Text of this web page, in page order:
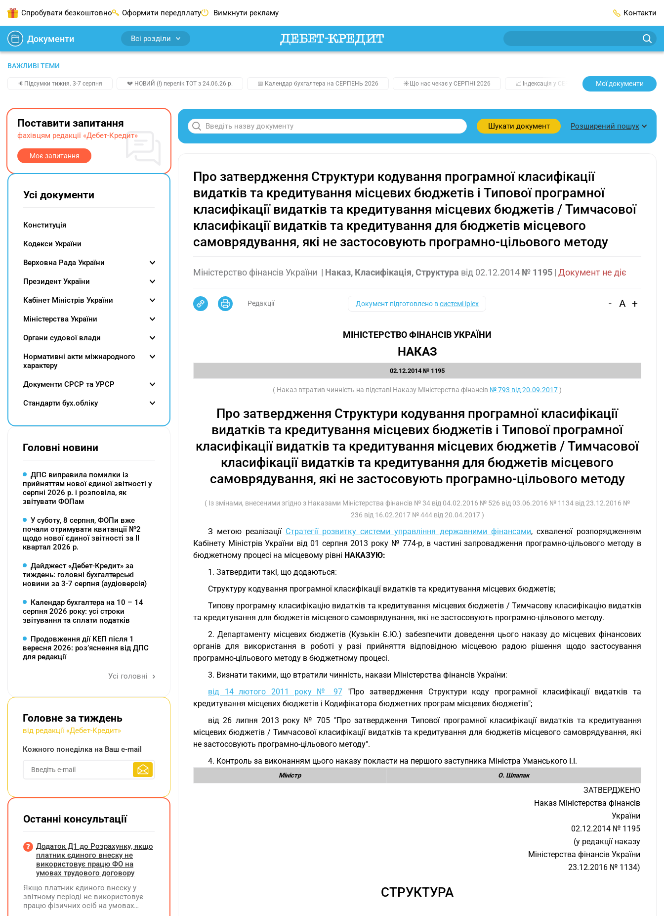
Спробувати безкоштовно Оформити передплату Вимкнути рекламу Контакти
Документи Всі розділи
ВАЖЛИВІ ТЕМИ
🔉Підсумки тижня. 3-7 серпня 💔 НОВИЙ (!) перелік ТОТ з 24.06.26 р. 📅 Календар бухгалтера на СЕРПЕНЬ 2026 ☀️Що нас чекає у СЕРПНІ 2026 📈 Індексація у СЕРПНІ 2️⃣0️⃣2️⃣7️⃣ Усі
Мої документи
Шукати документ Розширений пошук
Про затвердження Структури кодування програмної класифікації
видатків та кредитування місцевих бюджетів і Типової програмної
класифікації видатків та кредитування місцевих бюджетів / Тимчасової
класифікації видатків та кредитування для бюджетів місцевого
самоврядування, які не застосовують програмно-цільового методу
Міністерство фінансів України | Наказ, Класифікація, Структура від 02.12.2014 № 1195 | Документ не діє
Редакції Документ підготовлено всистемі iplex - A +
МІНІСТЕРСТВО ФІНАНСІВ УКРАЇНИ
НАКАЗ
02.12.2014 № 1195
( Наказ втратив чинність на підставі Наказу Міністерства фінансів № 793 від 20.09.2017)
Про затвердження Структури кодування програмної класифікації
видатків та кредитування місцевих бюджетів і Типової програмної
класифікації видатків та кредитування місцевих бюджетів / Тимчасової
класифікації видатків та кредитування для бюджетів місцевого
самоврядування, які не застосовують програмно-цільового методу
( Із змінами, внесеними згідно з Наказами Міністерства фінансів № 34 від 04.02.2016 № 526 від 03.06.2016 № 1134 від 23.12.2016 №
236 від 16.02.2017 № 444 від 20.04.2017 )
З метою реалізації Стратегії розвитку системи управління державними фінансами, схваленої розпорядженням
Кабінету Міністрів України від 01 серпня 2013 року № 774-р, в частині запровадження програмно-цільового методу в
бюджетному процесі на місцевому рівні НАКАЗУЮ:
1. Зaтвеpдити такі, що додаються:
Структуру кодування програмної класифікації видатків та кредитування місцевих бюджетів;
Типову програмну класифікацію видатків та кредитування місцевих бюджетів / Тимчасову класифікацію видатків
та кредитування для бюджетів місцевого самоврядування, які не застосовують програмно-цільового методу.
2. Департаменту місцевих бюджетів (Кузькін Є.Ю.) забезпечити доведення цього наказу до місцевих фінансових
органів для використання в роботі у разі прийняття відповідною місцевою радою рішення щодо застосування
програмно-цільового методу в бюджетному процесі.
3. Визнати такими, що втратили чинність, накази Міністерства фінансів України:
від 14 лютого 2011 року № 97"Про затвердження Структури коду програмної класифікації видатків та
кредитування місцевих бюджетів і Кодифікатора бюджетних програм місцевих бюджетів";
від 26 липня 2013 року № 705 "Про затвердження Типової програмної класифікації видатків та кредитування
місцевих бюджетів / Тимчасової класифікації видатків та кредитування для бюджетів місцевого самоврядування, які
не застосовують програмно-цільового методу".
4. Контроль за виконанням цього наказу покласти на першого заступника Міністра Уманського І.І.
Міністр О. Шлапак
ЗАТВЕРДЖЕНО
Наказ Міністерства фінансів
України
02.12.2014 № 1195
(у редакції наказу
Міністерства фінансів України
23.12.2016 № 1134)
СТРУКТУРА
Поставити запитання
фахівцям редакції «Дебет-Кредит»
Моє запитання
Усі документи
Конституція
Кодекси України
Верховна Рада України
Президент України
Кабінет Міністрів України
Міністерства України
Органи судової влади
Нормативні акти міжнародного
характеру
Документи СРСР та УРСР
Cтандарти бух.обліку
Головні новини
ДПС виправила помилки із
прийняттям нової єдиної звітності у
серпні 2026 р. і розповіла, як
звітувати ФОПам
У суботу, 8 серпня, ФОПи вже
почали отримувати квитанції №2
щодо нової єдиної звітності за ІІ
квартал 2026 р.
Дайджест «Дебет-Кредит» за
тиждень: головні бухгалтерські
новини за 3-7 серпня (аудіоверсія)
Календар бухгалтера на 10 – 14
серпня 2026 року: усі строки
звітування та сплати податків
Продовження дії КЕП після 1
вересня 2026: розʼяснення від ДПС
для редакції
Усі головні
Головне за тиждень
від редакції «Дебет-Кредит»
Кожного понеділка на Ваш e-mail
Останні консультації
Додаток Д1 до Розрахунку, якщо
платник єдиного внеску не
використовує працю ФО на
умовах трудового договору
Якщо платник єдиного внеску у
звітному періоді не використовує
працю фізичних осіб на умовах